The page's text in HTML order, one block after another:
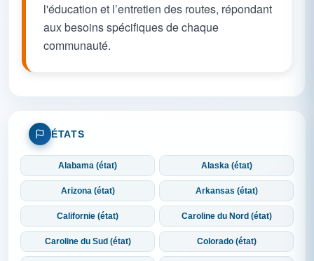
l'éducation et l’entretien des routes, répondant
aux besoins spécifiques de chaque
communauté.
ÉTATS
Alabama (état) Alaska (état)
Arizona (état) Arkansas (état)
Californie (état) Caroline du Nord (état)
Caroline du Sud (état) Colorado (état)